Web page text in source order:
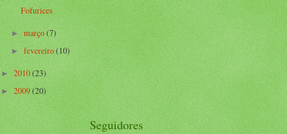
Fofurices
►março(7)
► fevereiro(10)
►2010(23)
►2009(20)
Seguidores